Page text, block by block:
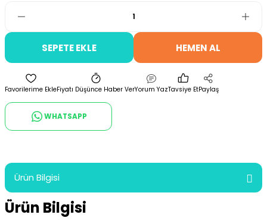
SEPETE EKLE HEMEN AL
Fiyatı Düşünce Haber VerYorum YazTavsiye EtPaylaş
WHATSAPP
Ürün Bilgisi
Ürün Bilgisi